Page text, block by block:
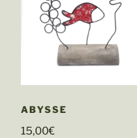
ABYSSE
15,00€